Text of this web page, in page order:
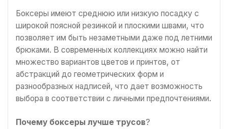
Боксеры имеют среднюю или низкую посадку с
широкой поясной резинкой и плоскими швами, что
позволяет им быть незаметными даже под летними
брюками. В современных коллекциях можно найти
множество вариантов цветов и принтов, от
абстракций до геометрических форм и
разнообразных надписей, что дает возможность
выбора в соответствии с личными предпочтениями.
Почему боксеры лучше трусов?